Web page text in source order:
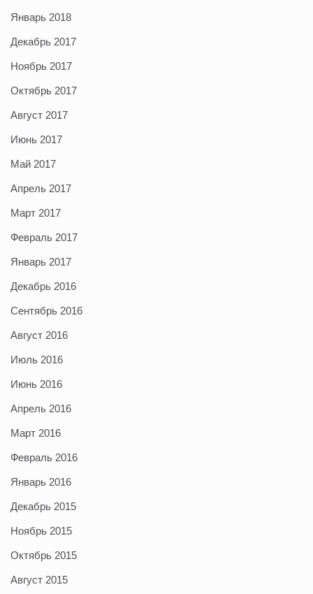
Январь 2018
Декабрь 2017
Ноябрь 2017
Октябрь 2017
Август 2017
Июнь 2017
Май 2017
Апрель 2017
Март 2017
Февраль 2017
Январь 2017
Декабрь 2016
Сентябрь 2016
Август 2016
Июль 2016
Июнь 2016
Апрель 2016
Март 2016
Февраль 2016
Январь 2016
Декабрь 2015
Ноябрь 2015
Октябрь 2015
Август 2015